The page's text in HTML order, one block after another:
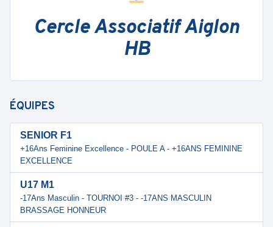
Cercle Associatif Aiglon
HB
ÉQUIPES
SENIOR F1
+16Ans Feminine Excellence - POULE A - +16ANS FEMININE
EXCELLENCE
U17 M1
-17Ans Masculin - TOURNOI #3 - -17ANS MASCULIN
BRASSAGE HONNEUR